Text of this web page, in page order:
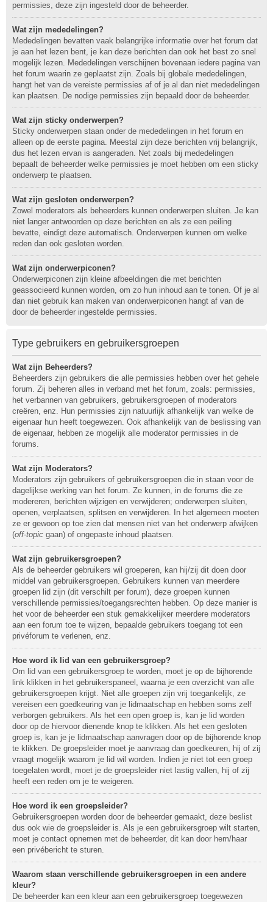
permissies, deze zijn ingesteld door de beheerder.
Wat zijn mededelingen?
Mededelingen bevatten vaak belangrijke informatie over het forum dat
je aan het lezen bent, je kan deze berichten dan ook het best zo snel
mogelijk lezen. Mededelingen verschijnen bovenaan iedere pagina van
het forum waarin ze geplaatst zijn. Zoals bij globale mededelingen,
hangt het van de vereiste permissies af of je al dan niet mededelingen
kan plaatsen. De nodige permissies zijn bepaald door de beheerder.
Wat zijn sticky onderwerpen?
Sticky onderwerpen staan onder de mededelingen in het forum en
alleen op de eerste pagina. Meestal zijn deze berichten vrij belangrijk,
dus het lezen ervan is aangeraden. Net zoals bij mededelingen
bepaalt de beheerder welke permissies je moet hebben om een sticky
onderwerp te plaatsen.
Wat zijn gesloten onderwerpen?
Zowel moderators als beheerders kunnen onderwerpen sluiten. Je kan
niet langer antwoorden op deze berichten en als ze een peiling
bevatte, eindigt deze automatisch. Onderwerpen kunnen om welke
reden dan ook gesloten worden.
Wat zijn onderwerpiconen?
Onderwerpiconen zijn kleine afbeeldingen die met berichten
geassocieerd kunnen worden, om zo hun inhoud aan te tonen. Of je al
dan niet gebruik kan maken van onderwerpiconen hangt af van de
door de beheerder ingestelde permissies.
Type gebruikers en gebruikersgroepen
Wat zijn Beheerders?
Beheerders zijn gebruikers die alle permissies hebben over het gehele
forum. Zij beheren alles in verband met het forum, zoals: permissies,
het verbannen van gebruikers, gebruikersgroepen of moderators
creëren, enz. Hun permissies zijn natuurlijk afhankelijk van welke de
eigenaar hun heeft toegewezen. Ook afhankelijk van de beslissing van
de eigenaar, hebben ze mogelijk alle moderator permissies in de
forums.
Wat zijn Moderators?
Moderators zijn gebruikers of gebruikersgroepen die in staan voor de
dagelijkse werking van het forum. Ze kunnen, in de forums die ze
modereren, berichten wijzigen en verwijderen; onderwerpen sluiten,
openen, verplaatsen, splitsen en verwijderen. In het algemeen moeten
ze er gewoon op toe zien dat mensen niet van het onderwerp afwijken
(off-topic gaan) of ongepaste inhoud plaatsen.
Wat zijn gebruikersgroepen?
Als de beheerder gebruikers wil groeperen, kan hij/zij dit doen door
middel van gebruikersgroepen. Gebruikers kunnen van meerdere
groepen lid zijn (dit verschilt per forum), deze groepen kunnen
verschillende permissies/toegangsrechten hebben. Op deze manier is
het voor de beheerder een stuk gemakkelijker meerdere moderators
aan een forum toe te wijzen, bepaalde gebruikers toegang tot een
privéforum te verlenen, enz.
Hoe word ik lid van een gebruikersgroep?
Om lid van een gebruikersgroep te worden, moet je op de bijhorende
link klikken in het gebruikerspaneel, waarna je een overzicht van alle
gebruikersgroepen krijgt. Niet alle groepen zijn vrij toegankelijk, ze
vereisen een goedkeuring van je lidmaatschap en hebben soms zelf
verborgen gebruikers. Als het een open groep is, kan je lid worden
door op de hiervoor dienende knop te klikken. Als het een gesloten
groep is, kan je je lidmaatschap aanvragen door op de bijhorende knop
te klikken. De groepsleider moet je aanvraag dan goedkeuren, hij of zij
vraagt mogelijk waarom je lid wil worden. Indien je niet tot een groep
toegelaten wordt, moet je de groepsleider niet lastig vallen, hij of zij
heeft een reden om je te weigeren.
Hoe word ik een groepsleider?
Gebruikersgroepen worden door de beheerder gemaakt, deze beslist
dus ook wie de groepsleider is. Als je een gebruikersgroep wilt starten,
moet je contact opnemen met de beheerder, dit kan door hem/haar
een privébericht te sturen.
Waarom staan verschillende gebruikersgroepen in een andere
kleur?
De beheerder kan een kleur aan een gebruikersgroep toegewezen